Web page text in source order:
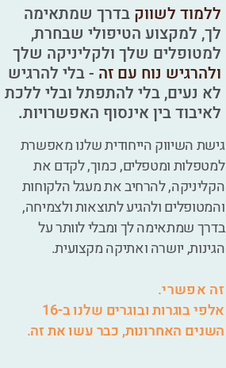
ללמוד לשווק בדרך שמתאימה
לך, למקצוע הטיפולי שבחרת,
למטופלים שלך ולקליניקה שלך
ולהרגיש נוח עם זה - בלי להרגיש
לא נעים, בלי להתפתל ובלי ללכת
לאיבוד בין אינסוף האפשרויות.
גישת השיווק הייחודית שלנו מאפשרת
למטפלות ומטפלים, כמוך, לקדם את
הקליניקה, להרחיב את מעגל הלקוחות
והמטופלים ולהגיע לתוצאות ולצמיחה,
בדרך שמתאימה לך ומבלי לוותר על
הגינות, יושרה ואתיקה מקצועית.
זה אפשרי.
אלפי בוגרות ובוגרים שלנו ב-16
השנים האחרונות, כבר עשו את זה.